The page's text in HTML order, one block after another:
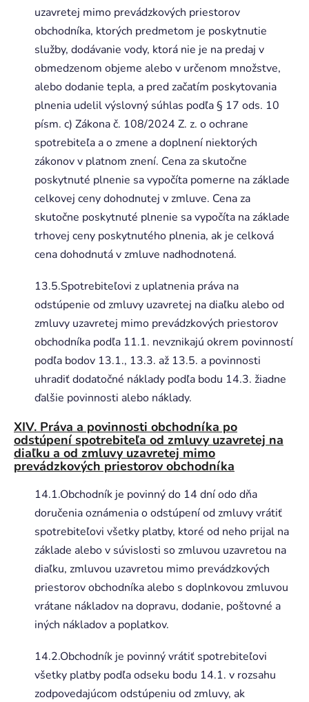
uzavretej mimo prevádzkových priestorov
obchodníka, ktorých predmetom je poskytnutie
služby, dodávanie vody, ktorá nie je na predaj v
obmedzenom objeme alebo v určenom množstve,
alebo dodanie tepla, a pred začatím poskytovania
plnenia udelil výslovný súhlas podľa § 17 ods. 10
písm. c) Zákona č. 108/2024 Z. z. o ochrane
spotrebiteľa a o zmene a doplnení niektorých
zákonov v platnom znení. Cena za skutočne
poskytnuté plnenie sa vypočíta pomerne na základe
celkovej ceny dohodnutej v zmluve. Cena za
skutočne poskytnuté plnenie sa vypočíta na základe
trhovej ceny poskytnutého plnenia, ak je celková
cena dohodnutá v zmluve nadhodnotená.
13.5.Spotrebiteľovi z uplatnenia práva na
odstúpenie od zmluvy uzavretej na diaľku alebo od
zmluvy uzavretej mimo prevádzkových priestorov
obchodníka podľa 11.1. nevznikajú okrem povinností
podľa bodov 13.1., 13.3. až 13.5. a povinnosti
uhradiť dodatočné náklady podľa bodu 14.3. žiadne
ďalšie povinnosti alebo náklady.
XIV. Práva a povinnosti obchodníka po
odstúpení spotrebiteľa od zmluvy uzavretej na
diaľku a od zmluvy uzavretej mimo
prevádzkových priestorov obchodníka
14.1.Obchodník je povinný do 14 dní odo dňa
doručenia oznámenia o odstúpení od zmluvy vrátiť
spotrebiteľovi všetky platby, ktoré od neho prijal na
základe alebo v súvislosti so zmluvou uzavretou na
diaľku, zmluvou uzavretou mimo prevádzkových
priestorov obchodníka alebo s doplnkovou zmluvou
vrátane nákladov na dopravu, dodanie, poštovné a
iných nákladov a poplatkov.
14.2.Obchodník je povinný vrátiť spotrebiteľovi
všetky platby podľa odseku bodu 14.1. v rozsahu
zodpovedajúcom odstúpeniu od zmluvy, ak